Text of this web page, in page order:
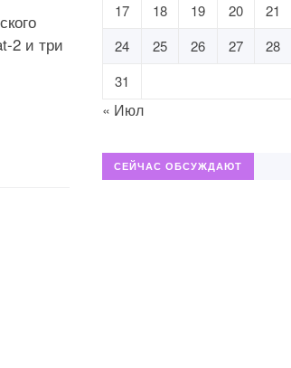
2 и три
17
18 19 20 21
24
25 26 27 28
31
« Июл
СЕЙЧАС ОБСУЖДАЮТ